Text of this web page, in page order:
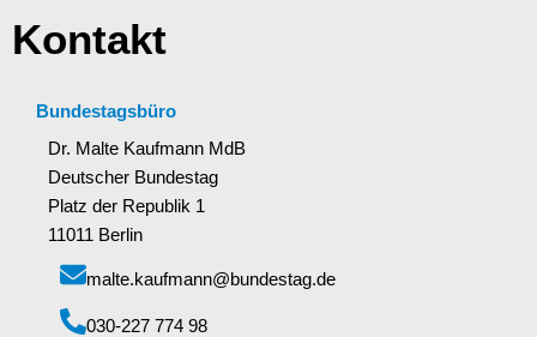
Kontakt
Bundestagsbüro
Dr. Malte Kaufmann MdB
Deutscher Bundestag
Platz der Republik 1
11011 Berlin
malte.kaufmann@bundestag.de
‭030-227 774 98‬